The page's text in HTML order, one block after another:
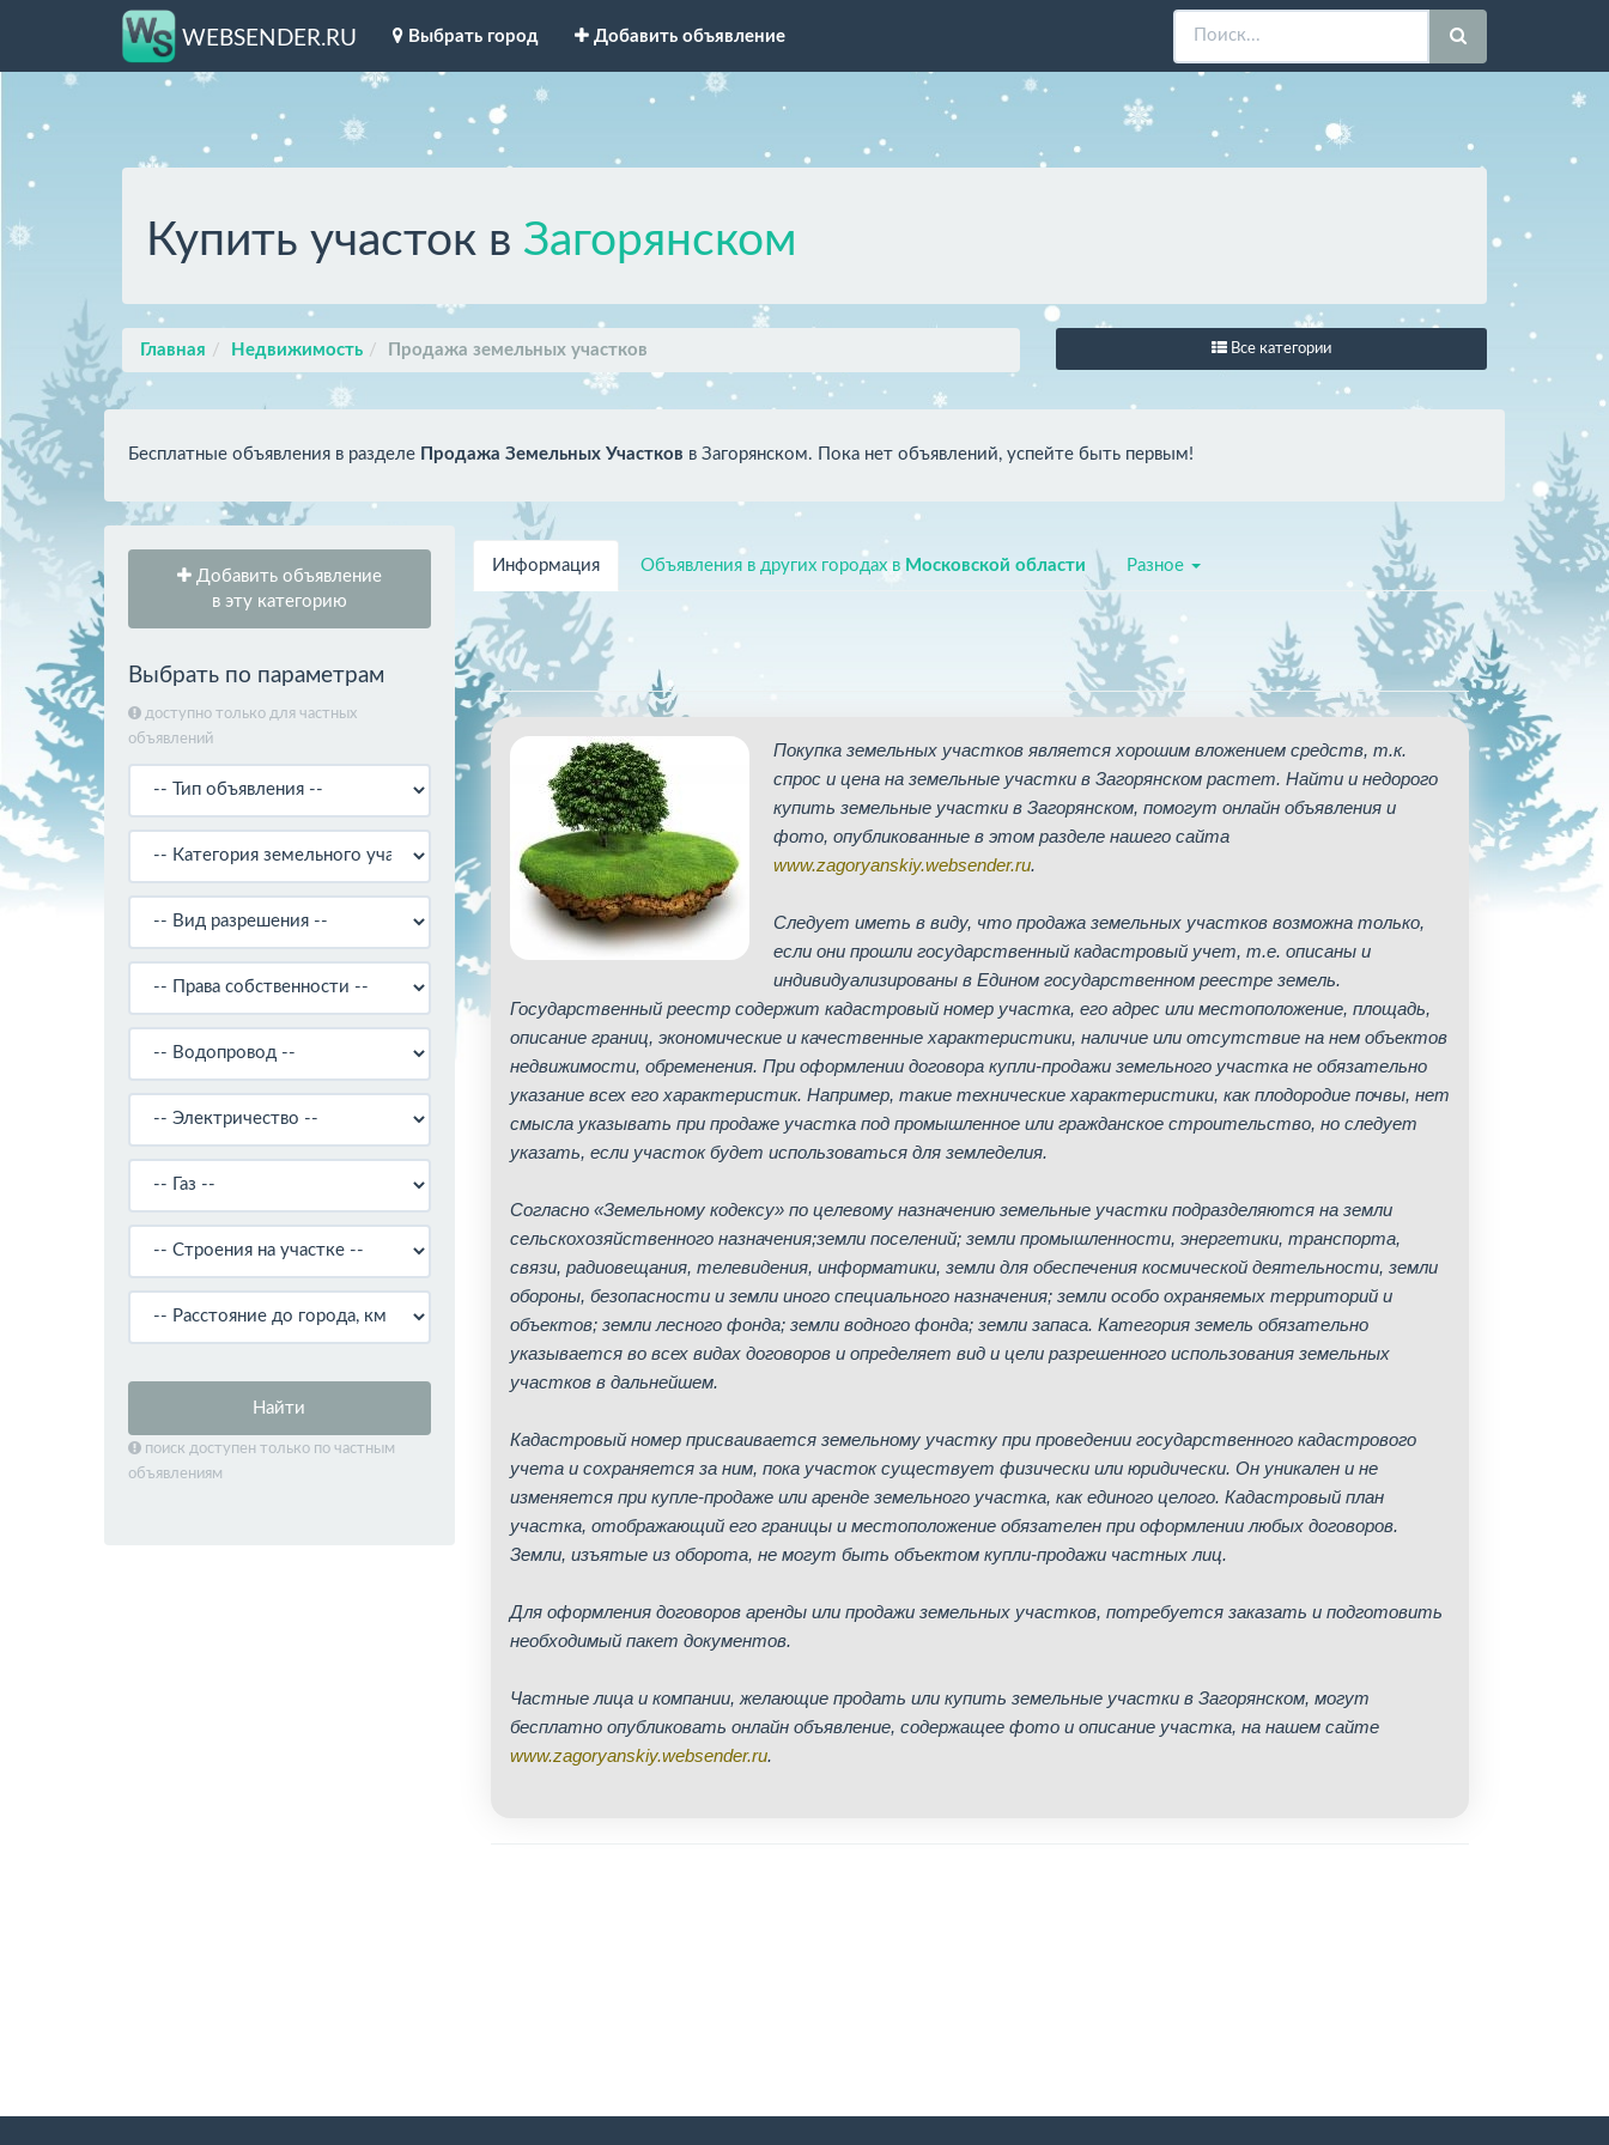
WEBSENDER.RU Выбрать город Добавить объявление
Купить участок в Загорянском
Главная Недвижимость Продажа земельных участков Все категории
Бесплатные объявления в разделе Продажа Земельных Участков в Загорянском. Пока нет объявлений, успейте быть первым!
Добавить объявление
в эту категорию
Выбрать по параметрам
доступно только для частных
объявлений
Найти
поиск доступен только по частным
объявлениям
Информация Объявления в других городах в Московской области Разное
Покупка земельных участков является хорошим вложением средств, т.к.
спрос и цена на земельные участки в Загорянском растет. Найти и недорого
купить земельные участки в Загорянском, помогут онлайн объявления и
фото, опубликованные в этом разделе нашего сайта
www.zagoryanskiy.websender.ru.
Следует иметь в виду, что продажа земельных участков возможна только,
если они прошли государственный кадастровый учет, т.е. описаны и
индивидуализированы в Едином государственном реестре земель.
Государственный реестр содержит кадастровый номер участка, его адрес или местоположение, площадь,
описание границ, экономические и качественные характеристики, наличие или отсутствие на нем объектов
недвижимости, обременения. При оформлении договора купли-продажи земельного участка не обязательно
указание всех его характеристик. Например, такие технические характеристики, как плодородие почвы, нет
смысла указывать при продаже участка под промышленное или гражданское строительство, но следует
указать, если участок будет использоваться для земледелия.
Согласно «Земельному кодексу» по целевому назначению земельные участки подразделяются на земли
сельскохозяйственного назначения;земли поселений; земли промышленности, энергетики, транспорта,
связи, радиовещания, телевидения, информатики, земли для обеспечения космической деятельности, земли
обороны, безопасности и земли иного специального назначения; земли особо охраняемых территорий и
объектов; земли лесного фонда; земли водного фонда; земли запаса. Категория земель обязательно
указывается во всех видах договоров и определяет вид и цели разрешенного использования земельных
участков в дальнейшем.
Кадастровый номер присваивается земельному участку при проведении государственного кадастрового
учета и сохраняется за ним, пока участок существует физически или юридически. Он уникален и не
изменяется при купле-продаже или аренде земельного участка, как единого целого. Кадастровый план
участка, отображающий его границы и местоположение обязателен при оформлении любых договоров.
Земли, изъятые из оборота, не могут быть объектом купли-продажи частных лиц.
Для оформления договоров аренды или продажи земельных участков, потребуется заказать и подготовить
необходимый пакет документов.
Частные лица и компании, желающие продать или купить земельные участки в Загорянском, могут
бесплатно опубликовать онлайн объявление, содержащее фото и описание участка, на нашем сайте
www.zagoryanskiy.websender.ru.